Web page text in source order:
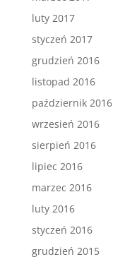
luty 2017
styczeń 2017
grudzień 2016
listopad 2016
październik 2016
wrzesień 2016
sierpień 2016
lipiec 2016
marzec 2016
luty 2016
styczeń 2016
grudzień 2015